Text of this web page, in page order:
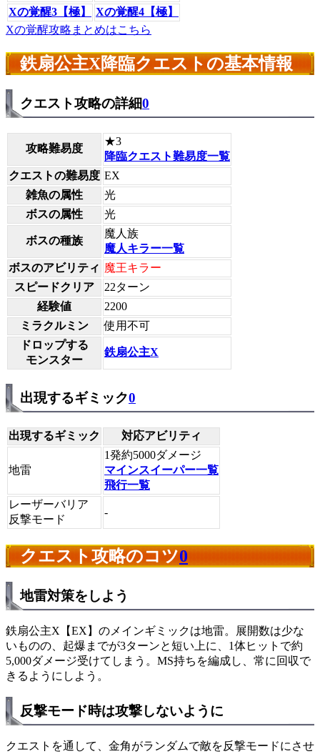
Xの覚醒3【極】
Xの覚醒4【極】
Xの覚醒攻略まとめはこちら
鉄扇公主X降臨クエストの基本情報
クエスト攻略の詳細0
攻略難易度
★3
降臨クエスト難易度一覧
クエストの難易度 EX
雑魚の属性
光
ボスの属性
光
ボスの種族
魔人族
魔人キラー一覧
ボスのアビリティ 魔王キラー
スピードクリア
22ターン
経験値
2200
ミラクルミン
使用不可
ドロップする
モンスター
鉄扇公主X
出現するギミック0
出現するギミック 対応アビリティ
地雷
1発約5000ダメージ
マインスイーパー一覧
飛行一覧
レーザーバリア
反撃モード
-
クエスト攻略のコツ0
地雷対策をしよう
鉄扇公主X【EX】のメインギミックは地雷。展開数は少な
いものの、起爆までが3ターンと短い上に、1体ヒットで約
5,000ダメージ受けてしまう。MS持ちを編成し、常に回収で
きるようにしよう。
反撃モード時は攻撃しないように
クエストを通して、金角がランダムで敵を反撃モードにさせ